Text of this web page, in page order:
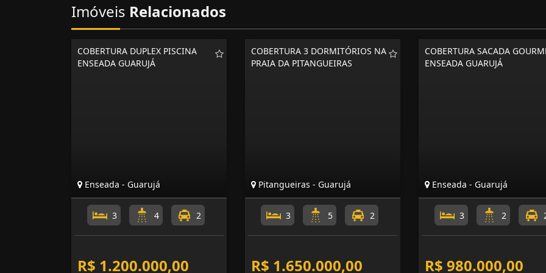
Imóveis Relacionados
COBERTURA DUPLEX PISCINA
ENSEADA GUARUJÁ
Enseada - Guarujá
3 4 2
R$ 1.200.000,00
COBERTURA 3 DORMITÓRIOS NA
PRAIA DA PITANGUEIRAS
Pitangueiras - Guarujá
3 5 2
R$ 1.650.000,00
COBERTURA SACADA
ENSEADA GUARUJÁ
Enseada - Guarujá
3 2
R$ 980.000,00